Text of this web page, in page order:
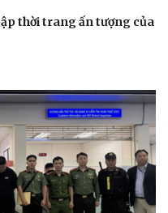
thời trang ấn tượng của